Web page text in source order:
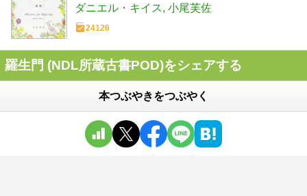
ダニエル・キイス 小尾芙佐
24126
羅生門 (NDL所蔵古書POD)をシェアする
本つぶやきをつぶやく